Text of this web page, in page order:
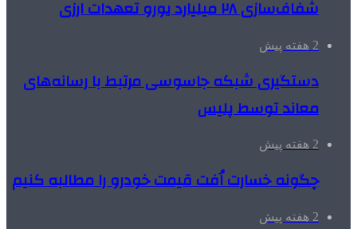
شفاف‌سازی ۲۸ میلیارد یورو تعهدات ارزی
2 هفته پیش
دستگیری شبکه جاسوسی مرتبط با رسانه‌های
معاند توسط پلیس
2 هفته پیش
چگونه خسارت اُفت قیمت خودرو را مطالبه کنیم
2 هفته پیش